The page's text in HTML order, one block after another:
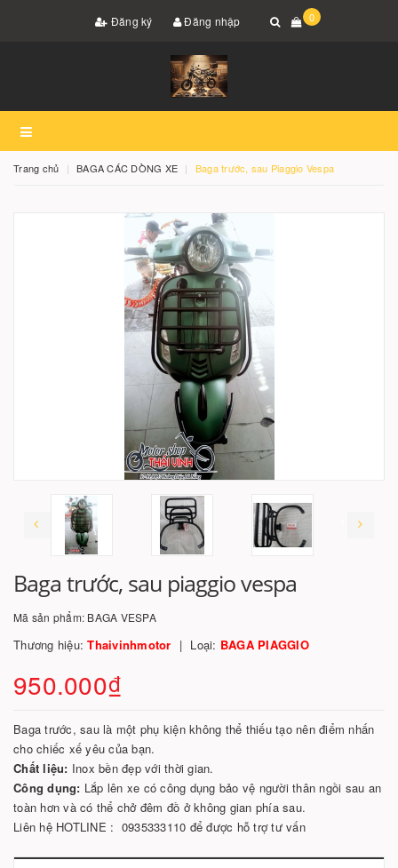
Đăng ký Đăng nhập 0
Trang chủ BAGA CÁC DÒNG XE Baga trước, sau Piaggio Vespa
Baga trước, sau piaggio vespa
Mã sản phẩm: BAGA VESPA
Thương hiệu:Thaivinhmotor Loại: BAGA PIAGGIO
950.000₫
Baga trước, sau là một phụ kiện không thể thiếu tạo nên điểm nhấn
cho chiếc xế yêu của bạn.
Chất liệu: Inox bền đẹp với thời gian.
Công dụng: Lắp lên xe có công dụng bảo vệ người thân ngồi sau an
toàn hơn và có thể chở đêm đồ ở không gian phía sau.
Liên hệ HOTLINE : 0935333110 để được hỗ trợ tư vấn